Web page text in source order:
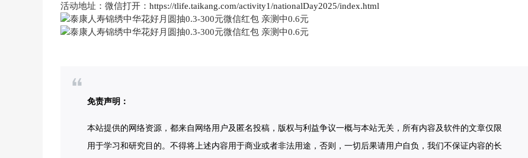
活动地址：微信打开： https://tlife.taikang.com/activity1/nationalDay2025/index.html
免责声明：
本站提供的网络资源，都来自网络用户及匿名投稿，版权与利益争议一概与本站无关，所有内容及软件的文章仅限
用于学习和研究目的。不得将上述内容用于商业或者非法用途，否则，一切后果请用户自负，我们不保证内容的长